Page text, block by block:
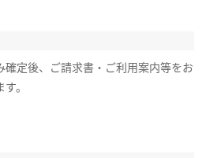
確定後、ご請求書・ご利用案内等をお
。